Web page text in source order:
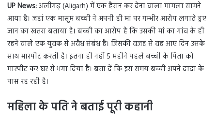
UP News:अलीगढ़ (Aligarh) में एक हैरान कर देना वाला मामला सामने
आया है। जहां एक मासूम बच्ची ने अपनी ही मां पर गम्भीर आरोप लगाते हुए
जान का खतरा बताया है। बच्ची का आरोप है कि उसकी मां का गांव के ही
रहने वाले एक युवक से अवैध संबंध है। जिसकी वजह से वह आए दिन उसके
साथ मारपीट करती है। इतना ही नहीं 5 महीने पहले बच्ची के पिता को
मारपीट कर घर से भगा दिया है। बता दें कि इस समय बच्ची अपने दादा के
पास रह रही है।
महिला के पति ने बताई पूरी कहानी